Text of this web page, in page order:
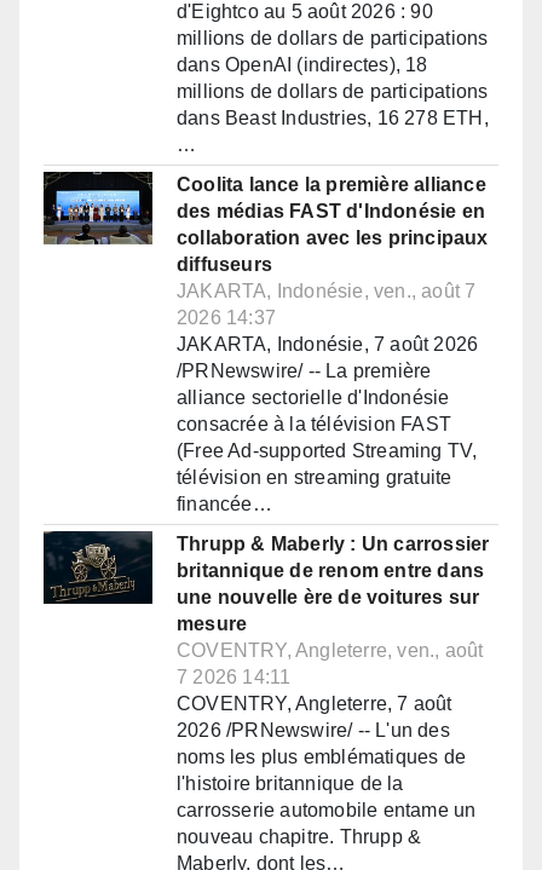
d'Eightco au 5 août 2026 : 90
millions de dollars de participations
dans OpenAI (indirectes), 18
millions de dollars de participations
dans Beast Industries, 16 278 ETH,
…
Coolita lance la première alliance
des médias FAST d'Indonésie en
collaboration avec les principaux
diffuseurs
JAKARTA, Indonésie, ven., août 7
2026 14:37
JAKARTA, Indonésie, 7 août 2026
/PRNewswire/ -- La première
alliance sectorielle d'Indonésie
consacrée à la télévision FAST
(Free Ad-supported Streaming TV,
télévision en streaming gratuite
financée…
Thrupp & Maberly : Un carrossier
britannique de renom entre dans
une nouvelle ère de voitures sur
mesure
COVENTRY, Angleterre, ven., août
7 2026 14:11
COVENTRY, Angleterre, 7 août
2026 /PRNewswire/ -- L'un des
noms les plus emblématiques de
l'histoire britannique de la
carrosserie automobile entame un
nouveau chapitre. Thrupp &
Maberly, dont les…